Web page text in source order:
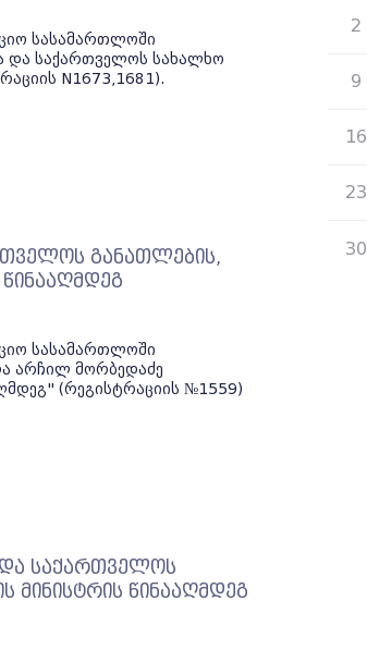
სასამართლოში
და საქართველოს სახალხო
N1673,1681).
განათლების,
სასამართლოში
არჩილ მორბედაძე
(რეგისტრაციის №1559)
საქართველოს
მინისტრის წინააღმდეგ
2
9
16
23
30